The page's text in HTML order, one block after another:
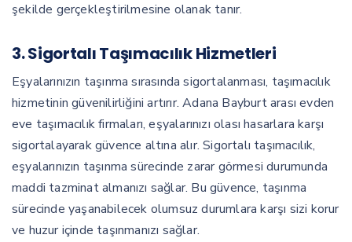
şekilde gerçekleştirilmesine olanak tanır.
3.Sigortalı Taşımacılık Hizmetleri
Eşyalarınızın taşınma sırasında sigortalanması, taşımacılık
hizmetinin güvenilirliğini artırır. Adana Bayburt arası evden
eve taşımacılık firmaları, eşyalarınızı olası hasarlara karşı
sigortalayarak güvence altına alır. Sigortalı taşımacılık,
eşyalarınızın taşınma sürecinde zarar görmesi durumunda
maddi tazminat almanızı sağlar. Bu güvence, taşınma
sürecinde yaşanabilecek olumsuz durumlara karşı sizi korur
ve huzur içinde taşınmanızı sağlar.